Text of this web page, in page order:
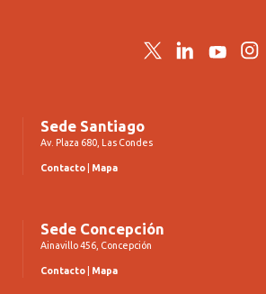
TwitterLinkedInYouTube
Sede Santiago
Av. Plaza 680, Las Condes
Contacto Mapa
Sede Concepción
Ainavillo 456, Concepción
Contacto Mapa